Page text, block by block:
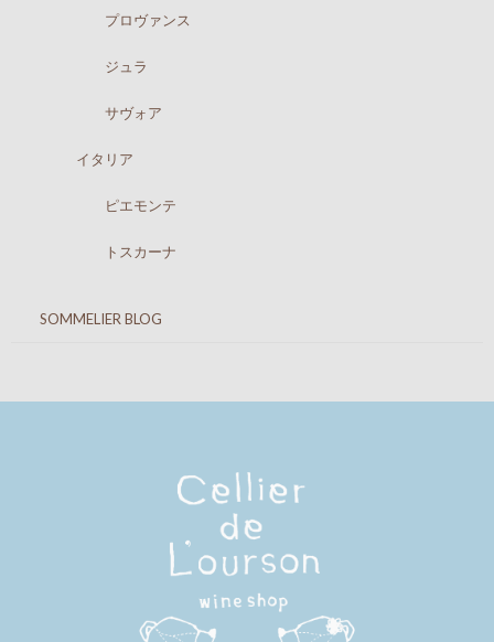
プロヴァンス
ジュラ
サヴォア
イタリア
ピエモンテ
トスカーナ
SOMMELIER BLOG